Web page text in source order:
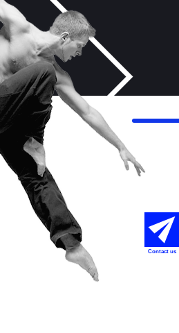
Contact us